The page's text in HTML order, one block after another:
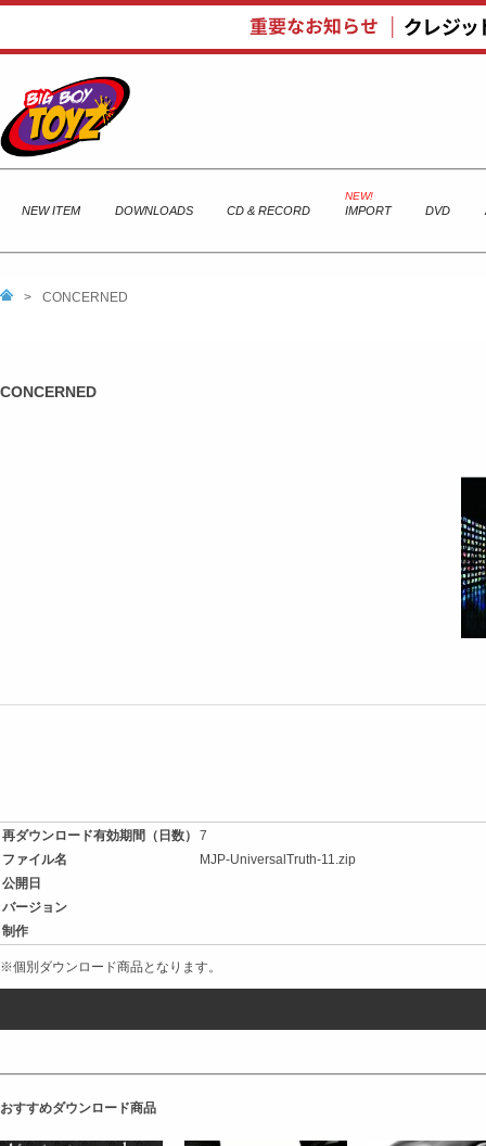
NEW ITEM DOWNLOADS CD & RECORD IMPORT DVD
> CONCERNED
CONCERNED
再ダウンロード有効期間（日数）
7
ファイル名
MJP-UniversalTruth-11.zip
公開日
バージョン
制作
※個別ダウンロード商品となります。
おすすめダウンロード商品